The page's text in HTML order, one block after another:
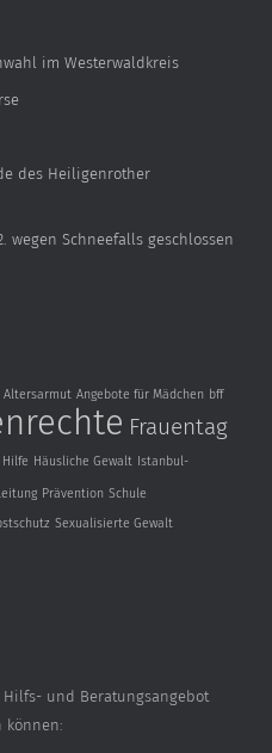
im Westerwaldkreis
des Heiligenrother
wegen Schneefalls geschlossen
Altersarmut Angebote für Mädchen bff
Frauentag
Hilfe Häusliche Gewalt Istanbul-
Prävention Schule
Sexualisierte Gewalt
und Beratungsangebot
können: